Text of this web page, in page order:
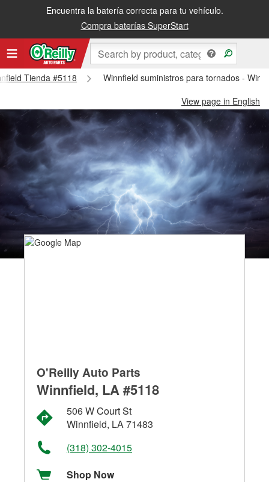
Encuentra la batería correcta para tu vehículo.
Compra baterías SuperStart
Tienda #5118
Winnfield suministros para tornados -
View page in English
O'Reilly Auto Parts
Winnfield, LA #5118
506 W Court St
Winnfield, LA 71483
(318) 302-4015
Shop Now